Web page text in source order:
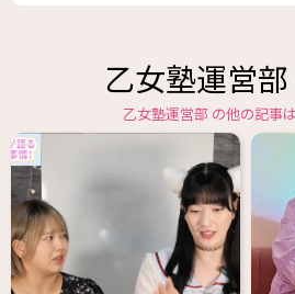
乙女塾運営
乙女塾運営部 の他の記事は